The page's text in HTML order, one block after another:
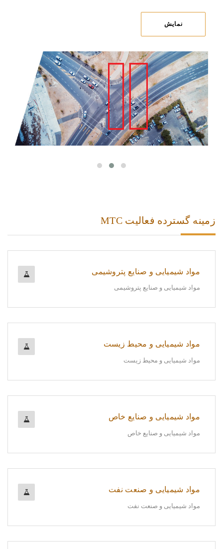
نمایش
زمینه گسترده فعالیت MTC
مواد شیمیایی و صنایع پتروشیمی
مواد شیمیایی و صنایع پتروشیمی
مواد شیمیایی و محیط زیست
مواد شیمیایی و محیط زیست
مواد شیمیایی و صنایع خاص
مواد شیمیایی و صنایع خاص
مواد شیمیایی و صنعت نفت
مواد شیمیایی و صنعت نفت